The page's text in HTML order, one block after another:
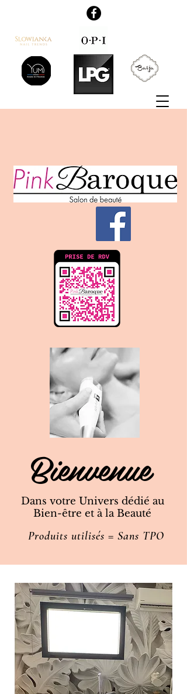
Bienvenue
Dans votre Univers dédié au
Bien-être et à la Beauté
Produits utilisés = Sans TPO